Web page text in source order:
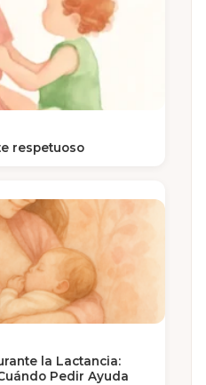
respetuoso
la Lactancia:
Pedir Ayuda